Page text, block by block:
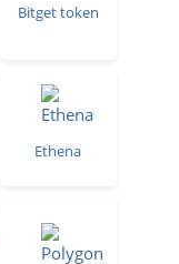
Bitget token
Ethena